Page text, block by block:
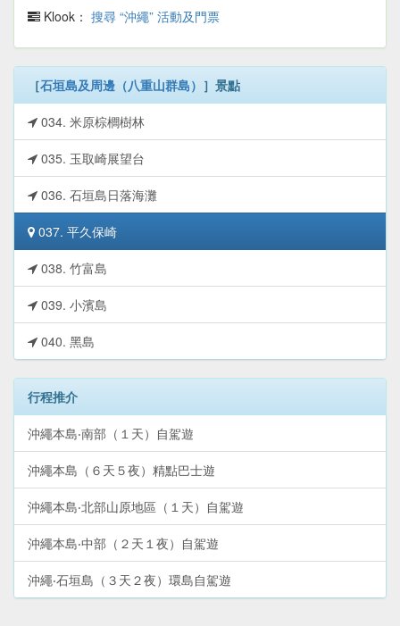
Klook： 搜尋 “沖繩” 活動及門票
［石垣島及周邊（八重山群島） ］景點
034. 米原棕櫚樹林
035. 玉取崎展望台
036. 石垣島日落海灘
037. 平久保崎
038. 竹富島
039. 小濱島
040. 黑島
行程推介
沖繩本島‧南部（１天）自駕遊
沖繩本島（６天５夜）精點巴士遊
沖繩本島‧北部山原地區（１天）自駕遊
沖繩本島‧中部（２天１夜）自駕遊
沖繩‧石垣島（３天２夜）環島自駕遊